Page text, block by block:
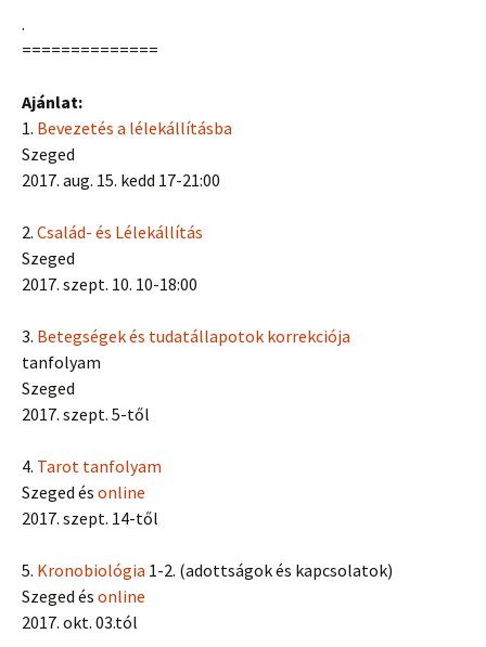
.
==============
Ajánlat:
1. Bevezetés a lélekállításba
Szeged
2017. aug. 15. kedd 17-21:00
2. Család- és Lélekállítás
Szeged
2017. szept. 10. 10-18:00
3. Betegségek és tudatállapotok korrekciója
tanfolyam
Szeged
2017. szept. 5-től
4. Tarot tanfolyam
Szeged és online
2017. szept. 14-től
5. Kronobiológia 1-2. (adottságok és kapcsolatok)
Szeged és online
2017. okt. 03.tól